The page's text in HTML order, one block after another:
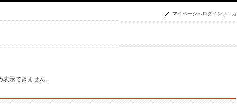
マイページへログイン
示できません。